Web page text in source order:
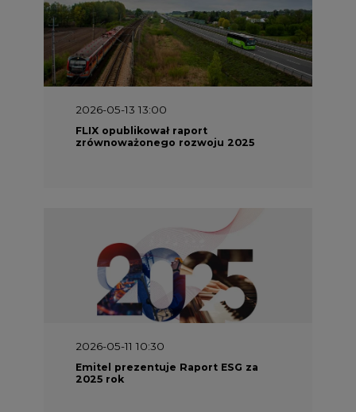
2026-05-13 13:00
FLIX opublikował raport
zrównoważonego rozwoju 2025
2026-05-11 10:30
Emitel prezentuje Raport ESG za
2025 rok